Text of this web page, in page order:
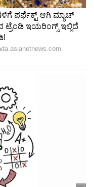
ಉಪ ಸಂಪಾದಕ. ಸಿನಿಮಾ,
ಹೆಚ್ಚಿನ ಗಮನ
ಒನ್‌ ಇಂಡಿಯಾ ಕನ್ನಡ
ಮಾಡಿದ ಅನುಭವವಿದೆ.
ಉದ್ಯೋಗದಲ್ಲಿದ್ದೇನೆ.
ಕೆಲಸ
ಕರ್ನಾಟಕ
ವಿಭಾಗದಲ್ಲಿ ಪದವಿ
ಆದ್ಯತೆ, ಮಾನವೀಯತೆಗೆ
ವೈರಲ್ ವಿಡಿಯೋ